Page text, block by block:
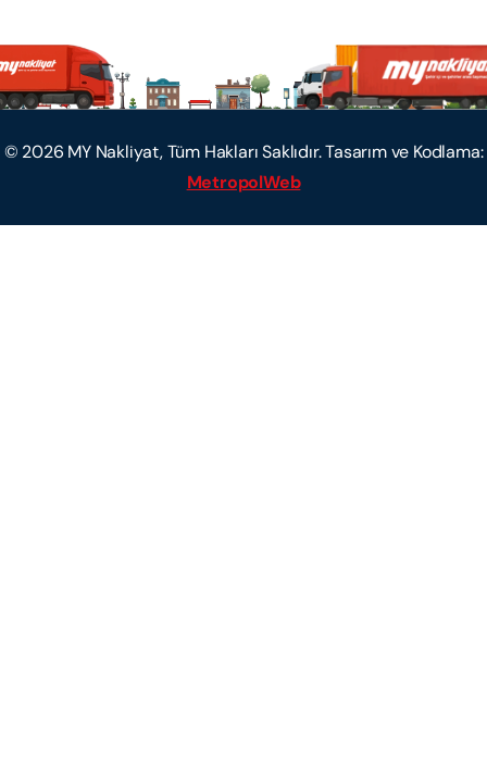
© 2026 MY Nakliyat, Tüm Hakları Saklıdır. Tasarım ve Kodlama:
MetropolWeb